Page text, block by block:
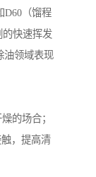
D60（馏程
快速挥发
油领域表现
的场合；
，提高清